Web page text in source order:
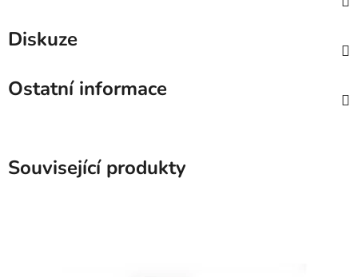
Diskuze
Ostatní informace
Související produkty